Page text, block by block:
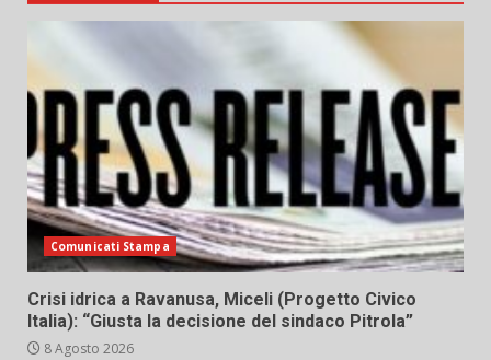
Comunicati Stampa
Crisi idrica a Ravanusa, Miceli (Progetto Civico
Italia): “Giusta la decisione del sindaco Pitrola”
8 Agosto 2026